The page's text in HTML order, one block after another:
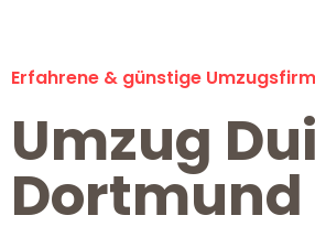
Erfahrene & günstige
Umzug
Dortmund